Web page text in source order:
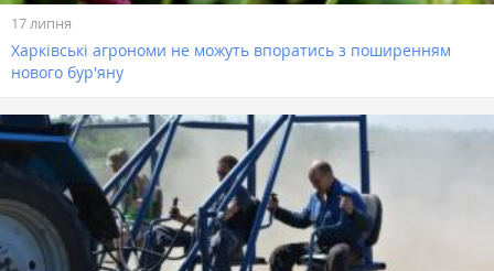
17 липня
Харківські агрономи не можуть впоратись з поширенням
нового бур'яну